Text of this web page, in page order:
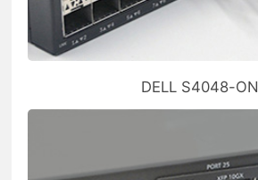
DELL S4048-ON